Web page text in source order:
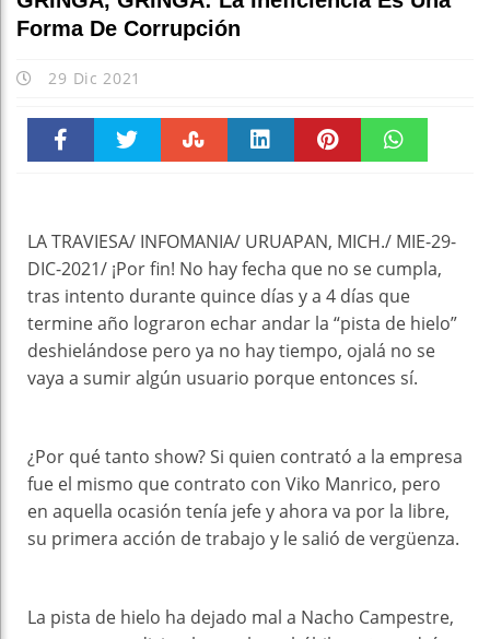
Forma De Corrupción
29 Dic 2021
LA TRAVIESA/ INFOMANIA/ URUAPAN, MICH./ MIE-29-
DIC-2021/ ¡Por fin! No hay fecha que no se cumpla,
tras intento durante quince días y a 4 días que
termine año lograron echar andar la “pista de hielo”
deshielándose pero ya no hay tiempo, ojalá no se
vaya a sumir algún usuario porque entonces sí.
¿Por qué tanto show? Si quien contrató a la empresa
fue el mismo que contrato con Viko Manrico, pero
en aquella ocasión tenía jefe y ahora va por la libre,
su primera acción de trabajo y le salió de vergüenza.
La pista de hielo ha dejado mal a Nacho Campestre,